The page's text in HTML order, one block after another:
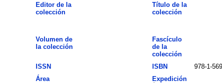
Editor de la
colección
Título de la
colección
Volumen de
la colección
Fascículo
de la
colección
ISSN
ISBN
978-1-
Área
Expedición